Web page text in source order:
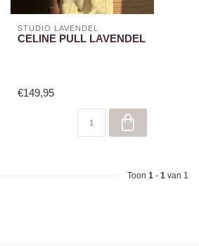
STUDIO LAVENDEL
CELINE PULL LAVENDEL
€149,95
Toon 1- 1van 1